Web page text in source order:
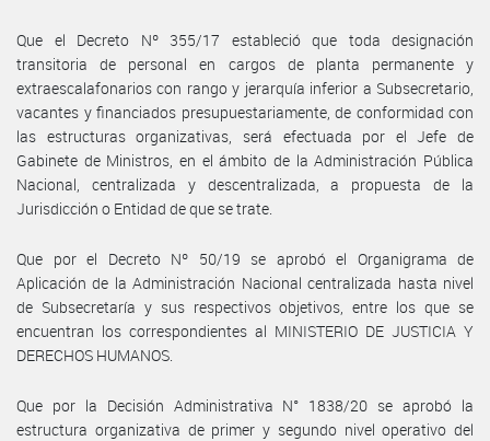
Que el Decreto Nº 355/17 estableció que toda designación
transitoria de personal en cargos de planta permanente y
extraescalafonarios con rango y jerarquía inferior a Subsecretario,
vacantes y financiados presupuestariamente, de conformidad con
las estructuras organizativas, será efectuada por el Jefe de
Gabinete de Ministros, en el ámbito de la Administración Pública
Nacional, centralizada y descentralizada, a propuesta de la
Jurisdicción o Entidad de que se trate.
Que por el Decreto Nº 50/19 se aprobó el Organigrama de
Aplicación de la Administración Nacional centralizada hasta nivel
de Subsecretaría y sus respectivos objetivos, entre los que se
encuentran los correspondientes al MINISTERIO DE JUSTICIA Y
DERECHOS HUMANOS.
Que por la Decisión Administrativa N° 1838/20 se aprobó la
estructura organizativa de primer y segundo nivel operativo del